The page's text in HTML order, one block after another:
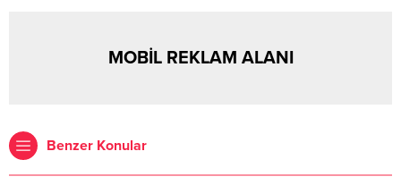
MOBİL REKLAM ALANI
Benzer Konular